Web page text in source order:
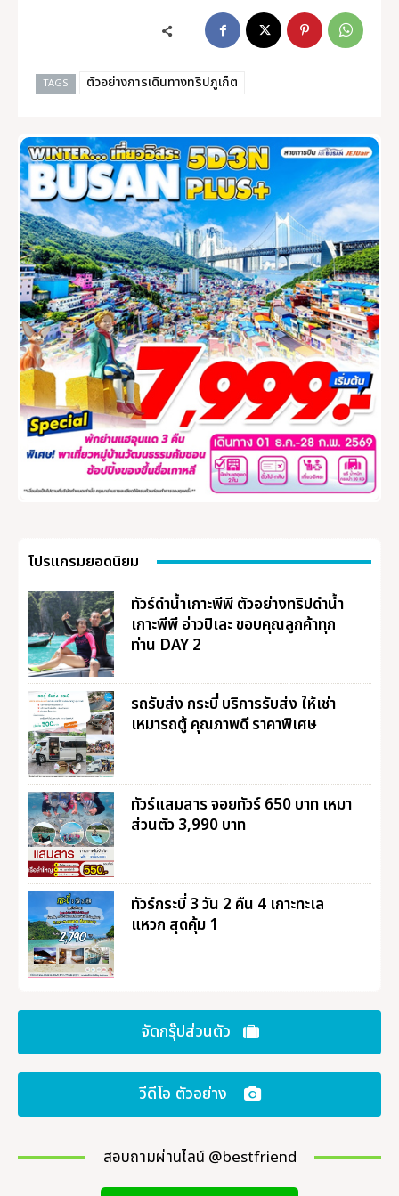
TAGS ตัวอย่างการเดินทางทริปภูเก็ต
โปรแกรมยอดนิยม
ทัวร์ดำน้ำเกาะพีพี ตัวอย่างทริปดำน้ำ
เกาะพีพี อ่าวปิเละ ขอบคุณลูกค้าทุก
ท่าน DAY 2
รถรับส่ง กระบี่ บริการรับส่ง ให้เช่า
เหมารถตู้ คุณภาพดี ราคาพิเศษ
ทัวร์แสมสาร จอยทัวร์ 650 บาท เหมา
ส่วนตัว 3,990 บาท
ทัวร์กระบี่ 3 วัน 2 คืน 4 เกาะทะเล
แหวก สุดคุ้ม 1
จัดกรุ๊ปส่วนตัว
วีดีโอ ตัวอย่าง
สอบถามผ่านไลน์ @bestfriend